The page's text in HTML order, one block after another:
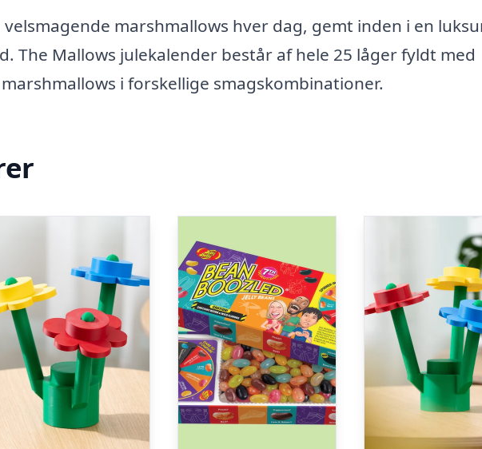
marshmallows hver dag, gemt inden i en
The Mallows julekalender består af hele 25 låger fyldt med
i forskellige smagskombinationer.